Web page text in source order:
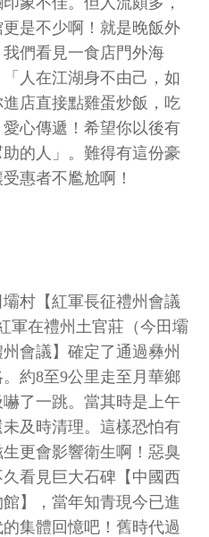
是不少啊！就是晚飯外
們看見一食店門外海
人在江湖身不由己，如
店直接點雞蛋炒飯，吃
心傳遞！希望你以後有
的人」。難得有這份豪
惠者不尷尬啊！
村【紅軍長征禮州會議
軍在禮州土官莊（今田壩
會議】確定了通過彝州
約8至9公里走至月華鄉
了一跳。當其時是上午
及時清理。這樣恐怕有
更會影響衛生啊！惡臭
看見巨大石碑【中國西
】，當年知青現今已進
集體回憶吧！舊時代過